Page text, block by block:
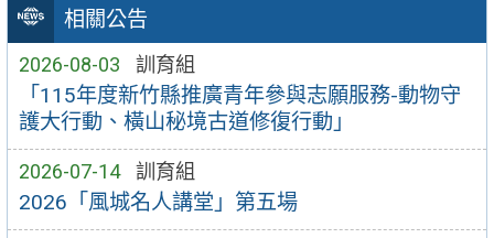
相關公告
2026-08-03 訓育組
「115年度新竹縣推廣青年參與志願服務-動物守
護大行動、橫山秘境古道修復行動」
2026-07-14 訓育組
2026「風城名人講堂」第五場